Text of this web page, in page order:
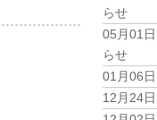
らせ
05月01日
らせ
01月06日
12月24日